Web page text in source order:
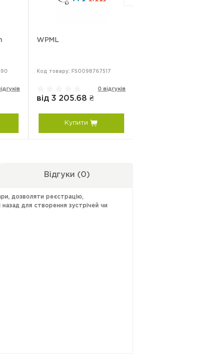
WPML
Код товару: FS0098767517
0 відгуків
від 3 205.68 ₴
Купити
Відгуки (0)
дозволяти реєстрацію,
для створення зустрічей чи